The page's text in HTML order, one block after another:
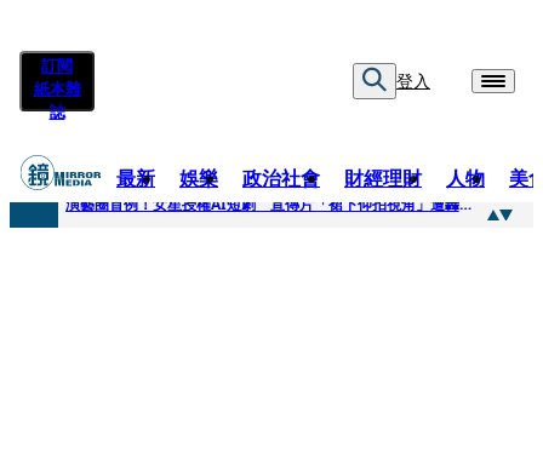
訂閱
紙本雜
誌
登入
最新 娛樂 政治社會 財經理財 人物 美
快訊
演藝圈首例！女星授權AI短劇 宣傳片「裙下仰拍視角」遭轟擦邊：自降身價